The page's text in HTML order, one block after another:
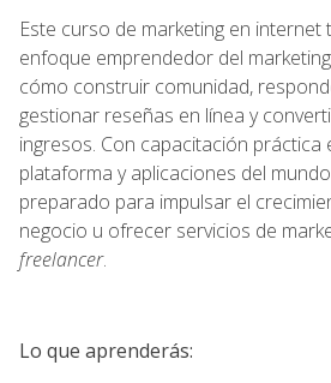
Este curso de marketing en internet
enfoque emprendedor del
cómo construir comunidad,
gestionar reseñas en línea y
ingresos. Con capacitación práctica
plataforma y aplicaciones del
preparado para impulsar el
negocio u ofrecer servicios de
freelancer.
Lo que aprenderás: